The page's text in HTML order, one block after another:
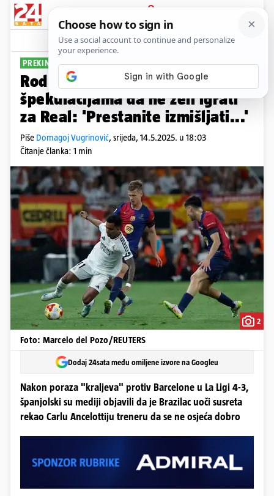
PRIJAVA
Sport Komentari
PREKINUO NAGAĐANJA
Rodrygo porukom stao na kraj
špekulacijama da ne želi igrati
za Real: 'Prestanite izmišljati...'
Piše Domagoj Vugrinović, srijeda, 14.5.2025. u 18:03
Čitanje članka: 1 min
2
Foto: Marcelo del Pozo/REUTERS
Dodaj 24sata među omiljene izvore na Googleu
Nakon poraza "kraljeva" protiv Barcelone u La Ligi 4-3,
španjolski su mediji objavili da je Brazilac uoči susreta
rekao Carlu Ancelottiju treneru da se ne osjeća dobro